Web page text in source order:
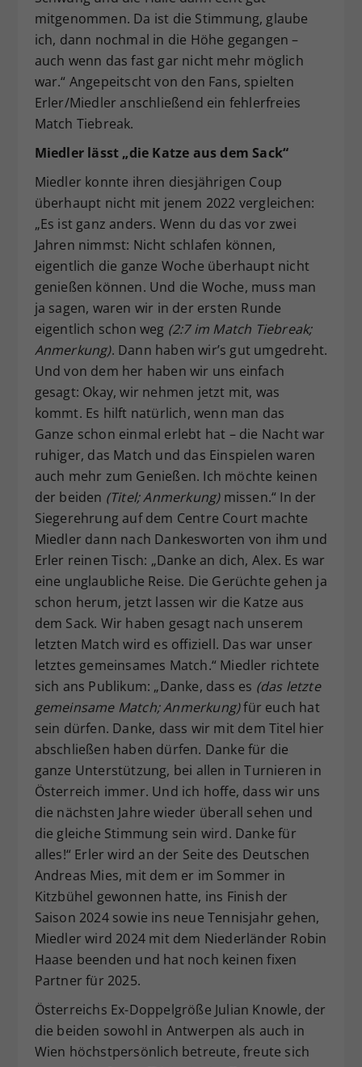
mitgenommen. Da ist die Stimmung, glaube
ich, dann nochmal in die Höhe gegangen –
auch wenn das fast gar nicht mehr möglich
war.“ Angepeitscht von den Fans, spielten
Erler/Miedler anschließend ein fehlerfreies
Match Tiebreak.
Miedler lässt „die Katze aus dem Sack“
Miedler konnte ihren diesjährigen Coup
überhaupt nicht mit jenem 2022 vergleichen:
„Es ist ganz anders. Wenn du das vor zwei
Jahren nimmst: Nicht schlafen können,
eigentlich die ganze Woche überhaupt nicht
genießen können. Und die Woche, muss man
ja sagen, waren wir in der ersten Runde
eigentlich schon weg (2:7 im Match Tiebreak;
Anmerkung). Dann haben wir’s gut umgedreht.
Und von dem her haben wir uns einfach
gesagt: Okay, wir nehmen jetzt mit, was
kommt. Es hilft natürlich, wenn man das
Ganze schon einmal erlebt hat – die Nacht war
ruhiger, das Match und das Einspielen waren
auch mehr zum Genießen. Ich möchte keinen
der beiden (Titel; Anmerkung)missen.“ In der
Siegerehrung auf dem Centre Court machte
Miedler dann nach Dankesworten von ihm und
Erler reinen Tisch: „Danke an dich, Alex. Es war
eine unglaubliche Reise. Die Gerüchte gehen ja
schon herum, jetzt lassen wir die Katze aus
dem Sack. Wir haben gesagt nach unserem
letzten Match wird es offiziell. Das war unser
letztes gemeinsames Match.“ Miedler richtete
sich ans Publikum: „Danke, dass es (das letzte
gemeinsame Match; Anmerkung)für euch hat
sein dürfen. Danke, dass wir mit dem Titel hier
abschließen haben dürfen. Danke für die
ganze Unterstützung, bei allen in Turnieren in
Österreich immer. Und ich hoffe, dass wir uns
die nächsten Jahre wieder überall sehen und
die gleiche Stimmung sein wird. Danke für
alles!“ Erler wird an der Seite des Deutschen
Andreas Mies, mit dem er im Sommer in
Kitzbühel gewonnen hatte, ins Finish der
Saison 2024 sowie ins neue Tennisjahr gehen,
Miedler wird 2024 mit dem Niederländer Robin
Haase beenden und hat noch keinen fixen
Partner für 2025.
Österreichs Ex-Doppelgröße Julian Knowle, der
die beiden sowohl in Antwerpen als auch in
Wien höchstpersönlich betreute, freute sich